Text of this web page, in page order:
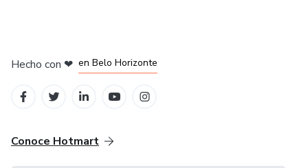
Hecho con ❤ en Belo Horizonte
Conoce Hotmart